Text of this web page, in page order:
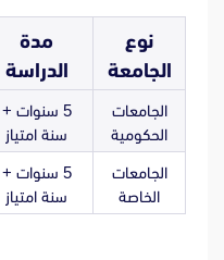
نوع
الجامعة
مدة
الدراسة
الجامعات
الحكومية
5 سنوات +
سنة امتياز
الجامعات
الخاصة
5 سنوات +
سنة امتياز